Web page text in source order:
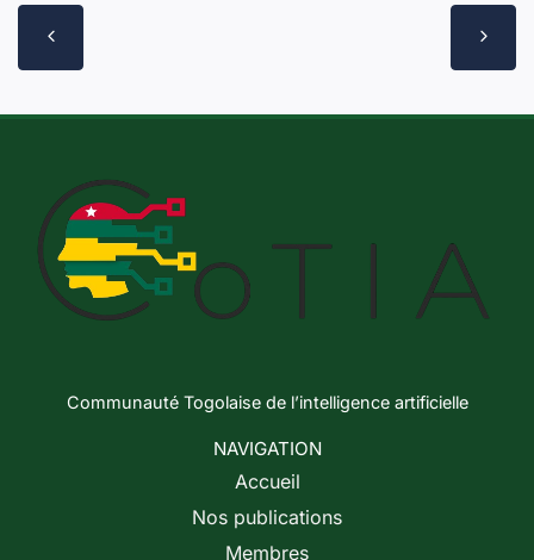
Évènement
Communauté Togolaise de l’intelligence artificielle
NAVIGATION
Accueil
Nos publications
Membres